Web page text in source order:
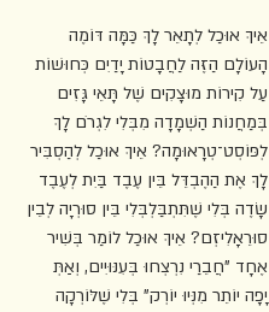
אֵיךְ אוּכַל לְתָאֵר לָךְ כַּמָּה דּוֹמֶה
הָעוֹלָם הַזֶּה לַחֲבָטוֹת יָדַיִם כְּחוּשׁוֹת
עַל קִירוֹת מוּצָקִים שֶׁל תָּאֵי גָּזִים
בְּמַחֲנוֹת הַשְׁמָדָה מִבְּלִי לִגְרֹם לָךְ
לְפּוֹסְט־טְרָאוּמָה? אֵיךְ אוּכַל לְהַסְבִּיר
לָךְ אֶת הַהֶבְדֵּל בֵּין עֶבֶד בַּיִת לְעֶבֶד
שָׂדֶה בְּלִי שֶׁתִּתְבַּלְבְּלִי בֵּין סוּרְיָה לְבֵין
סוּרֵאָלִיזְם? אֵיךְ אוּכַל לוֹמַר בְּשִׁיר
אֶחָד "חֲבֵרַי נִרְצְחוּ בְּעִנּוּיִים, וְאַתְּ
יָפָה יוֹתֵר מִנְּיוּ יוֹרְק" בְּלִי שֶׁלּוֹרְקָה